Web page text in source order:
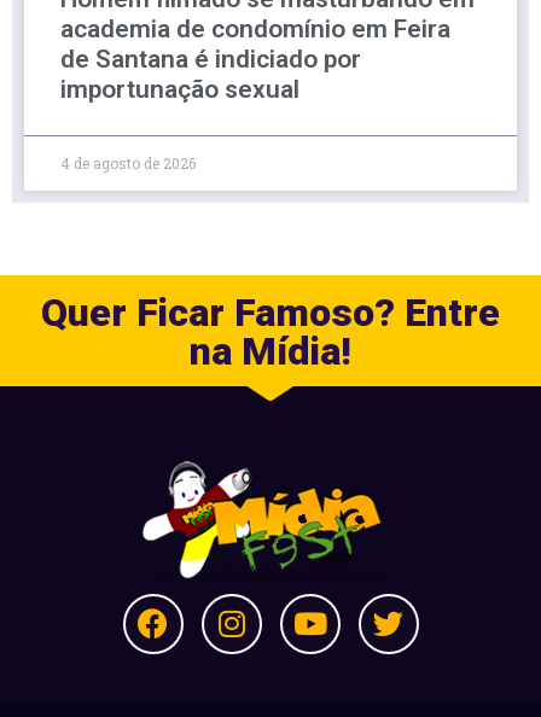
academia de condomínio em Feira
de Santana é indiciado por
importunação sexual
4 de agosto de 2026
Quer Ficar Famoso? Entre
na Mídia!